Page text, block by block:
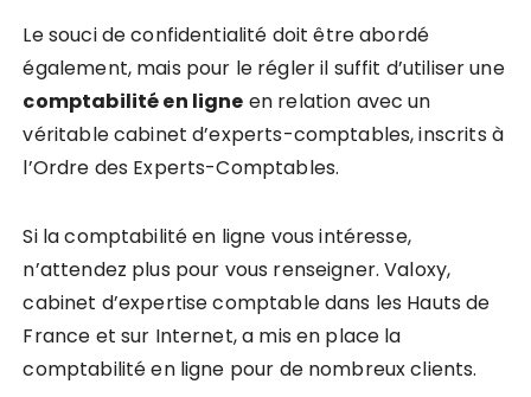
Le souci de confidentialité doit être abordé
également, mais pour le régler il suffit d’utiliser une
comptabilité en ligne en relation avec un
véritable cabinet d’experts-comptables, inscrits à
l’Ordre des Experts-Comptables.
Si la comptabilité en ligne vous intéresse,
n’attendez plus pour vous renseigner. Valoxy,
cabinet d’expertise comptable dans les Hauts de
France et sur Internet, a mis en place la
comptabilité en ligne pour de nombreux clients.